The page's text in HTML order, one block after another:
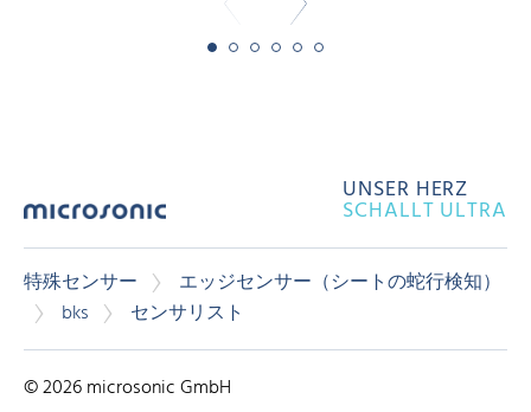
UNSER HERZ
SCHALLT ULTRA
特殊センサー
エッジセンサー（シートの蛇行検知）
bks
センサリスト
© 2026 microsonic GmbH